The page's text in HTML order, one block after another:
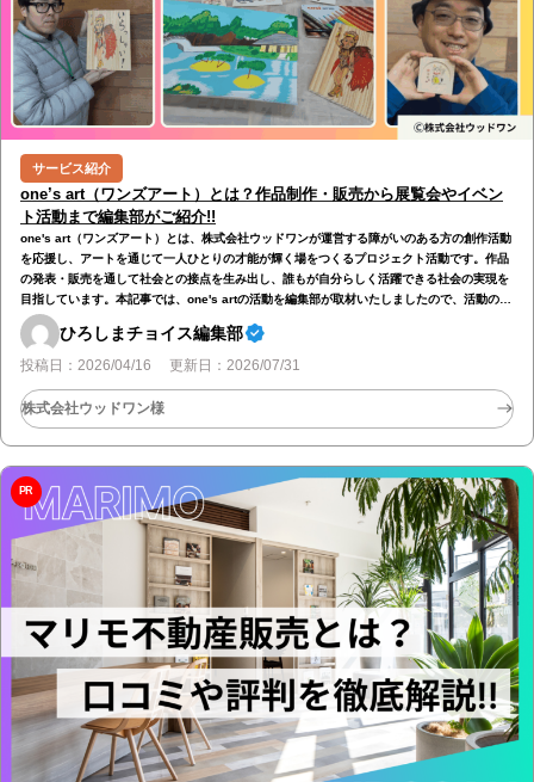
サービス紹介
one’s art（ワンズアート）とは？作品制作・販売から展覧会やイベン
ト活動まで編集部がご紹介!!
one's art（ワンズアート）とは、株式会社ウッドワンが運営する障がいのある方の創作活動
を応援し、アートを通じて一人ひとりの才能が輝く場をつくるプロジェクト活動です。作品
の発表・販売を通して社会との接点を生み出し、誰もが自分らしく活躍できる社会の実現を
目指しています。本記事では、one's artの活動を編集部が取材いたしましたので、活動の一
部をご紹介いたします！ one's art（ワンズアート）とは？ one's art（ワンズアート）と
は、株式会社ウッドワンが運営する障がいのある方の創作活動を応援し、アートを通じて一
人ひとりの才能が輝く場をつくるプロジェクト活動です。作品の発表・販売…
ひろしまチョイス編集部
投稿日：2026/04/16 更新日：2026/07/31
株式会社ウッドワン様
PR